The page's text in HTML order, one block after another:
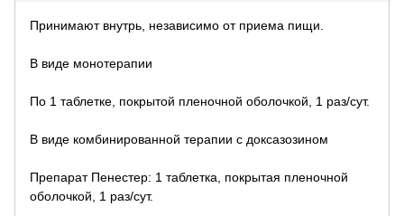
Принимают внутрь, независимо от приема пищи.
В виде монотерапии
По 1 таблетке, покрытой пленочной оболочкой, 1 раз/сут.
В виде комбинированной терапии с доксазозином
Препарат Пенестер: 1 таблетка, покрытая пленочной
оболочкой, 1 раз/сут.